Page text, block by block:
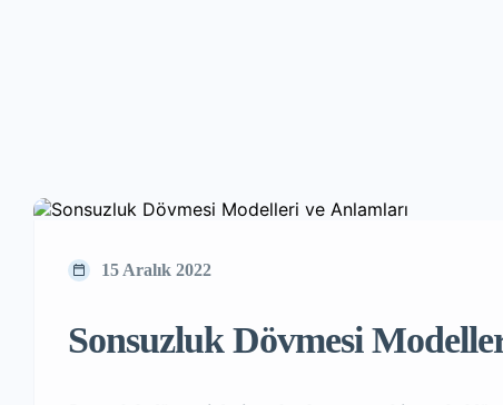
15 Aralık 2022
Sonsuzluk Dövmesi